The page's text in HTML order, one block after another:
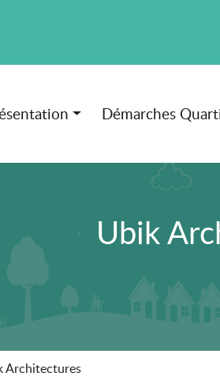
Démarches
Ubik
Architectures